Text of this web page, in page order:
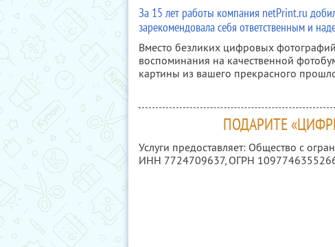
За 15 лет работы компания netPrint.ru
зарекомендовала себя ответственным и
Вместо безликих цифровых
воспоминания на качественной
картины из вашего прекрасного
ПОДАРИТЕ
Услуги предоставляет: Общество с
ИНН 7724709637, ОГРН